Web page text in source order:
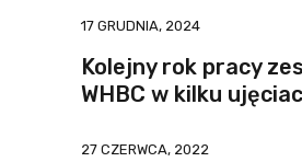
17 GRUDNIA, 2024
Kolejny rok pracy
WHBC w kilku
27 CZERWCA, 2022